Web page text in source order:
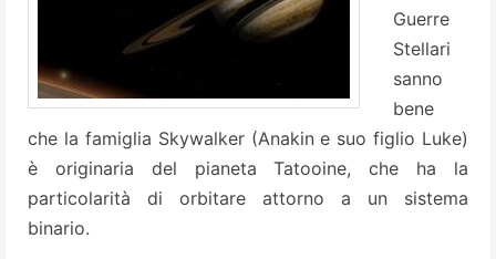
Guerre
Stellari
sanno
bene
che la famiglia Skywalker (Anakin e suo figlio Luke)
è originaria del pianeta Tatooine, che ha la
particolarità di orbitare attorno a un sistema
binario.